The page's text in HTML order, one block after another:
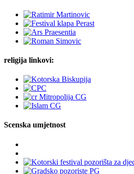
religija linkovi:
Scenska umjetnost